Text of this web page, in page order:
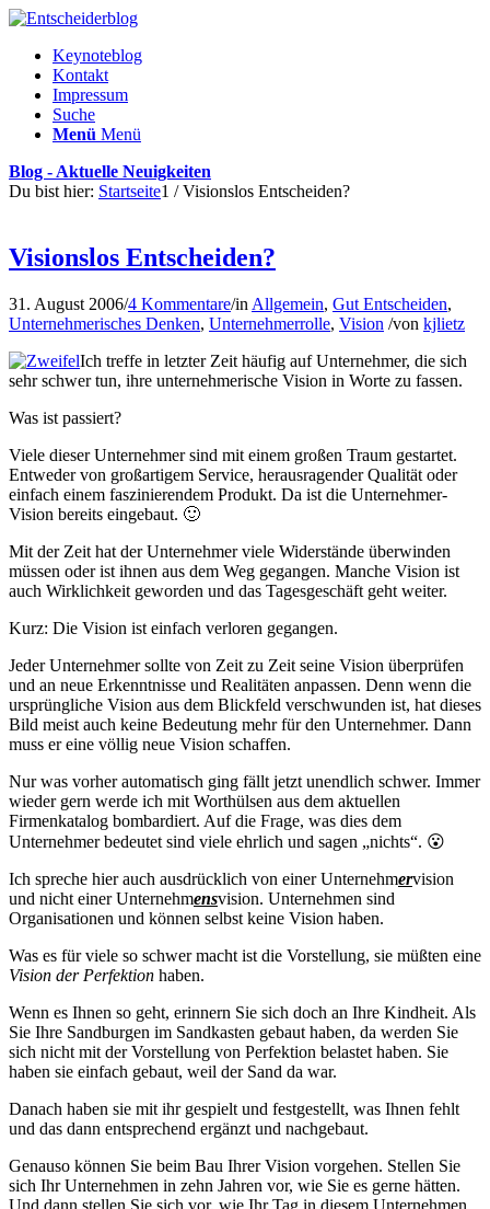
Keynoteblog
Kontakt
Impressum
Suche
Menü Menü
Blog - Aktuelle Neuigkeiten
Du bist hier: Startseite1 / Visionslos Entscheiden?
Visionslos Entscheiden?
31. August 2006/4 Kommentare/in Allgemein, Gut Entscheiden,
Unternehmerisches Denken, Unternehmerrolle, Vision /von kjlietz
Ich treffe in letzter Zeit häufig auf Unternehmer, die sich
sehr schwer tun, ihre unternehmerische Vision in Worte zu fassen.
Was ist passiert?
Viele dieser Unternehmer sind mit einem großen Traum gestartet.
Entweder von großartigem Service, herausragender Qualität oder
einfach einem faszinierendem Produkt. Da ist die Unternehmer-
Vision bereits eingebaut. 🙂
Mit der Zeit hat der Unternehmer viele Widerstände überwinden
müssen oder ist ihnen aus dem Weg gegangen. Manche Vision ist
auch Wirklichkeit geworden und das Tagesgeschäft geht weiter.
Kurz: Die Vision ist einfach verloren gegangen.
Jeder Unternehmer sollte von Zeit zu Zeit seine Vision überprüfen
und an neue Erkenntnisse und Realitäten anpassen. Denn wenn die
ursprüngliche Vision aus dem Blickfeld verschwunden ist, hat dieses
Bild meist auch keine Bedeutung mehr für den Unternehmer. Dann
muss er eine völlig neue Vision schaffen.
Nur was vorher automatisch ging fällt jetzt unendlich schwer. Immer
wieder gern werde ich mit Worthülsen aus dem aktuellen
Firmenkatalog bombardiert. Auf die Frage, was dies dem
Unternehmer bedeutet sind viele ehrlich und sagen „nichts“. 😮
Ich spreche hier auch ausdrücklich von einer Unternehmervision
und nicht einer Unternehmensvision. Unternehmen sind
Organisationen und können selbst keine Vision haben.
Was es für viele so schwer macht ist die Vorstellung, sie müßten eine
Vision der Perfektion haben.
Wenn es Ihnen so geht, erinnern Sie sich doch an Ihre Kindheit. Als
Sie Ihre Sandburgen im Sandkasten gebaut haben, da werden Sie
sich nicht mit der Vorstellung von Perfektion belastet haben. Sie
haben sie einfach gebaut, weil der Sand da war.
Danach haben sie mit ihr gespielt und festgestellt, was Ihnen fehlt
und das dann entsprechend ergänzt und nachgebaut.
Genauso können Sie beim Bau Ihrer Vision vorgehen. Stellen Sie
sich Ihr Unternehmen in zehn Jahren vor, wie Sie es gerne hätten.
Und dann stellen Sie sich vor, wie Ihr Tag in diesem Unternehmen